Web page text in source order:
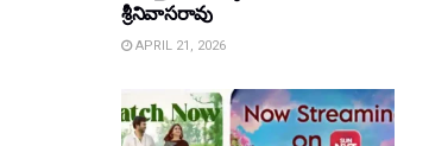
శ్రీనివాసరావు
APRIL 21, 2026